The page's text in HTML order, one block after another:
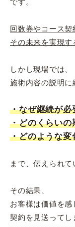
回数券やコース契
その未来を実現す
しかし現場では、
施術内容の説明に
・なぜ継続が必
・どのくらいの
・どのような変
まで、伝えられて
その結果、
お客様は価値を感
契約を見送ってし